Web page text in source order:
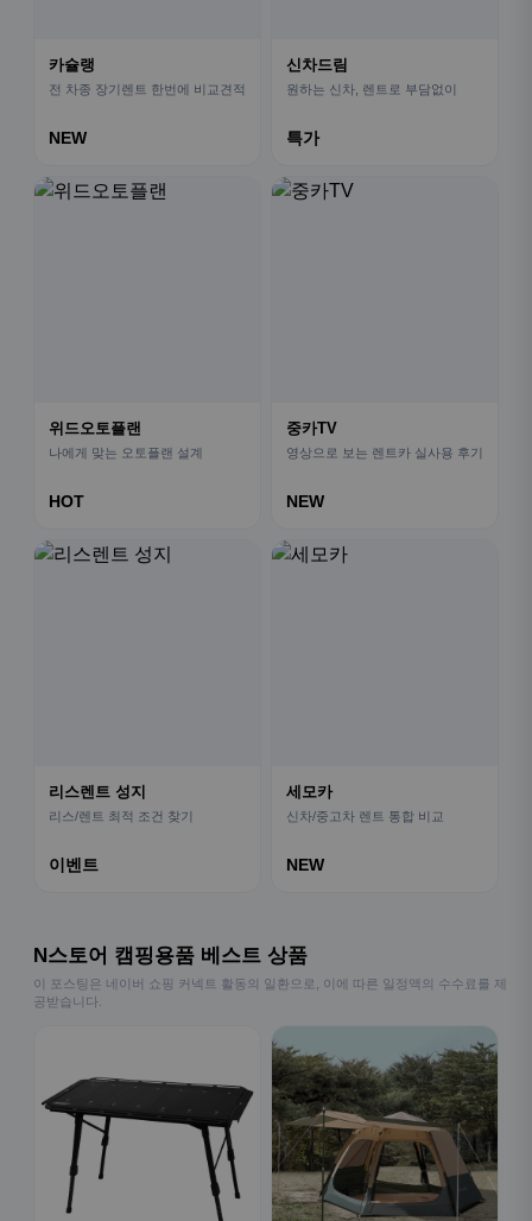
카슐랭
전 차종 장기렌트 한번에 비교견적
NEW
신차드림
원하는 신차, 렌트로 부담없이
특가
위드오토플랜
나에게 맞는 오토플랜 설계
HOT
중카TV
영상으로 보는 렌트카 실사용 후기
NEW
리스렌트 성지
리스/렌트 최적 조건 찾기
이벤트
세모카
신차/중고차 렌트 통합 비교
NEW
N스토어 캠핑용품 베스트 상품
이 포스팅은 네이버 쇼핑 커넥트 활동의 일환으로, 이에 따른 일정액의 수수료를 제
공받습니다.